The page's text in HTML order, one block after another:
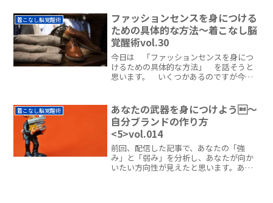
ね、日本自体も・・・とういわけで話を
始めますけど今日は少し...
着こなし脳覚醒術
ファッションセンスを身につける
ための具体的な方法〜着こなし脳
覚醒術vol.30
今日は 「ファッションセンスを身につ
けるための具体的な方法」 を話そうと
思います。 いくつかあるのですが今日
こかでこんな想いをしていたりしません
か？自分はファッションに...
着こなし脳覚醒術
あなたの武器を身につけよう〜
自分ブランドの作り方
<5>vol.014
前回、配信した記事で、あなたの「強
み」と「弱み」を分析し、あなたが向か
いたい方向性が見えたと思います。あと